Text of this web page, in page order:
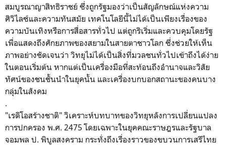
สมบูรณาญาสิทธิราชย์ ซึ่งถูกรัฐมองว่าเป็นสัญลักษณ์แห่งความ
ศิวิไลซ์และความทันสมัย เทคโนโลยีนี้ไม่ได้เป็นเพียงเรื่องของ
ความบันเทิงหรือการสื่อสารทั่วไป แต่ถูกริเริ่มและควบคุมโดยรัฐ
เพื่อแสดงถึงศักยภาพของสยามในสายตาชาวโลก ซึ่งช่วยให้เห็น
ภาพอย่างชัดเจนว่า วิทยุไม่ได้เป็นสิ่งที่มวลชนทั่วไปเข้าถึงได้ง่าย
ในตอนเริ่มต้น หากแต่เป็นเครื่องมือที่สะท้อนถึงอำนาจและวิสัย
ทัศน์ของชนชั้นนำในยุคนั้น และเครื่องบกบอกสถานะของคนบาง
กลุ่มในสังคม
.
​"เรดิโอสร้างชาติ" วิเคราะห์บทบาทของวิทยุหลังการเปลี่ยนแปลง
การปกครอง พ.ศ. 2475 โดยเฉพาะในยุคคณะราษฎรและรัฐบาล
จอมพล ป. พิบูลสงคราม กระทั่งถึงเรื่องราวของขบวนการเสรีไทย